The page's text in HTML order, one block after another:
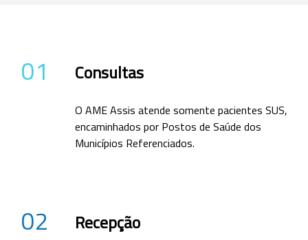
01 Consultas
O AME Assis atende somente pacientes SUS,
encaminhados por Postos de Saúde dos
Municípios Referenciados.
02 Recepção